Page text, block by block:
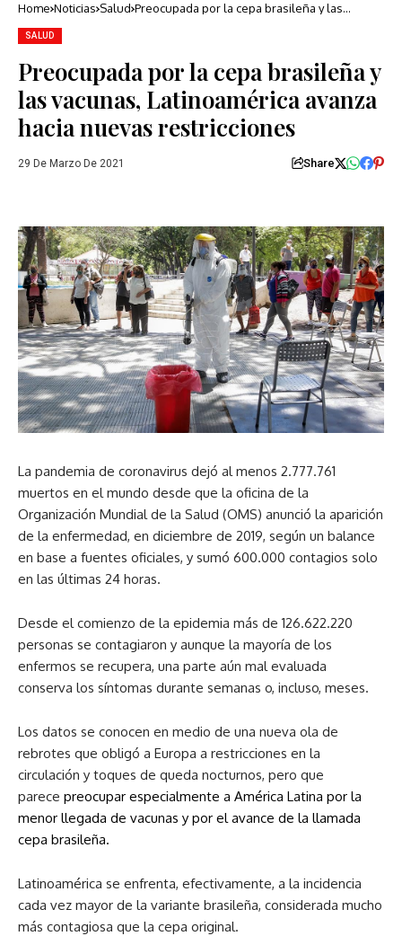
Home Noticias Salud Preocupada por la cepa brasileña y las
SALUD
Preocupada por la cepa brasileña y
las vacunas, Latinoamérica avanza
hacia nuevas restricciones
29 De Marzo De 2021 Share
La pandemia de coronavirus dejó al menos 2.777.761
muertos en el mundo desde que la oficina de la
Organización Mundial de la Salud (OMS) anunció la aparición
de la enfermedad, en diciembre de 2019, según un balance
en base a fuentes oficiales, y sumó 600.000 contagios solo
en las últimas 24 horas.
Desde el comienzo de la epidemia más de 126.622.220
personas se contagiaron y aunque la mayoría de los
enfermos se recupera, una parte aún mal evaluada
conserva los síntomas durante semanas o, incluso, meses.
Los datos se conocen en medio de una nueva ola de
rebrotes que obligó a Europa a restricciones en la
circulación y toques de queda nocturnos, pero que
parece preocupar especialmente a América Latina por la
menor llegada de vacunas y por el avance de la llamada
cepa brasileña.
Latinoamérica se enfrenta, efectivamente, a la incidencia
cada vez mayor de la variante brasileña, considerada mucho
más contagiosa que la cepa original.